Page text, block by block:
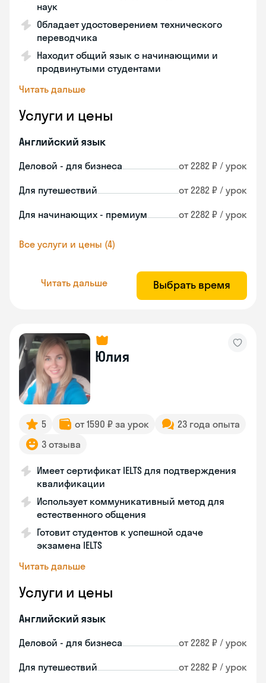
наук
Обладает удостоверением технического
переводчика
Находит общий язык с начинающими и
продвинутыми студентами
Читать дальше
Услуги и цены
Английский язык
Деловой - для бизнеса от 2282 ₽ / урок
Для путешествий от 2282 ₽ / урок
Для начинающих - премиум от 2282 ₽ / урок
Все услуги и цены (4)
Читать дальше Выбрать время
Юлия
5 от 1590 ₽ за урок
23 года опыта
3 отзыва
Имеет сертификат IELTS для подтверждения
квалификации
Использует коммуникативный метод для
естественного общения
Готовит студентов к успешной сдаче
экзамена IELTS
Читать дальше
Услуги и цены
Английский язык
Деловой - для бизнеса от 2282 ₽ / урок
Для путешествий от 2282 ₽ / урок